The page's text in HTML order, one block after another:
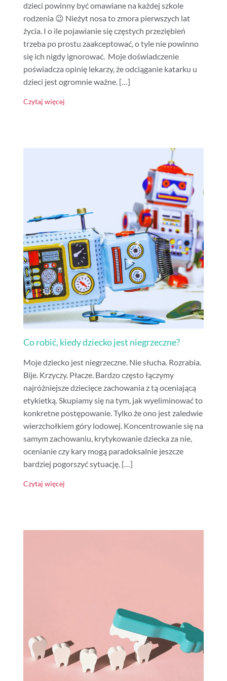
dzieci powinny być omawiane na każdej szkole
rodzenia 😉 Nieżyt nosa to zmora pierwszych lat
życia. I o ile pojawianie się częstych przeziębień
trzeba po prostu zaakceptować, o tyle nie powinno
się ich nigdy ignorować. Moje doświadczenie
poświadcza opinię lekarzy, że odciąganie katarku u
dzieci jest ogromnie ważne. […]
Czytaj więcej
Co robić, kiedy dziecko jest niegrzeczne?
Moje dziecko jest niegrzeczne. Nie słucha. Rozrabia.
Bije. Krzyczy. Płacze. Bardzo często łączymy
najróżniejsze dziecięce zachowania z tą oceniającą
etykietką. Skupiamy się na tym, jak wyeliminować to
konkretne postępowanie. Tylko że ono jest zaledwie
wierzchołkiem góry lodowej. Koncentrowanie się na
samym zachowaniu, krytykowanie dziecka za nie,
ocenianie czy kary mogą paradoksalnie jeszcze
bardziej pogorszyć sytuację. […]
Czytaj więcej